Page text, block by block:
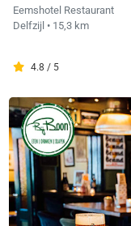
Eemshotel Restaurant
Delfzijl • 15,3 km
4.8 / 5